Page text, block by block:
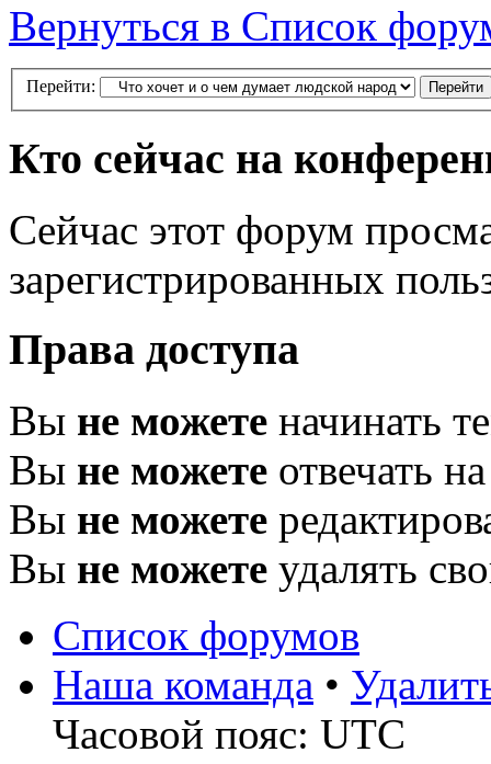
Вернуться в Список
Перейти:
Кто сейчас на
Сейчас этот форум
зарегистрированных
Права доступа
Вы не можете начинать
Вы не можете отвечать
Вы не можете
Вы не можете удалять
Список форумов
Наша команда •
Часовой пояс: UTC